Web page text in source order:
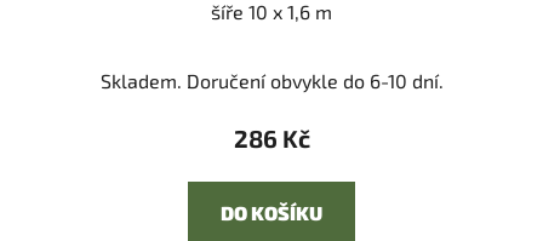
šíře 10 x 1,6 m
Skladem. Doručení obvykle do 6-10 dní.
286 Kč
DO KOŠÍKU